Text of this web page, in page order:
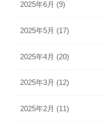
2025年6月 (9)
2025年5月 (17)
2025年4月 (20)
2025年3月 (12)
2025年2月 (11)